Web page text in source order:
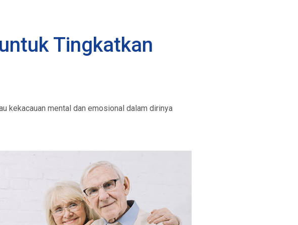
Tingkatkan
kekacauan mental dan emosional dalam dirinya